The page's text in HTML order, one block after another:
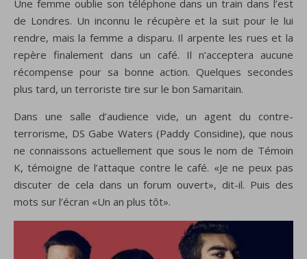
Une femme oublie son téléphone dans un train dans l’est
de Londres. Un inconnu le récupère et la suit pour le lui
rendre, mais la femme a disparu. Il arpente les rues et la
repère finalement dans un café. Il n’acceptera aucune
récompense pour sa bonne action. Quelques secondes
plus tard, un terroriste tire sur le bon Samaritain.
Dans une salle d’audience vide, un agent du contre-
terrorisme, DS Gabe Waters (Paddy Considine), que nous
ne connaissons actuellement que sous le nom de Témoin
K, témoigne de l’attaque contre le café. «Je ne peux pas
discuter de cela dans un forum ouvert», dit-il. Puis des
mots sur l’écran «Un an plus tôt».